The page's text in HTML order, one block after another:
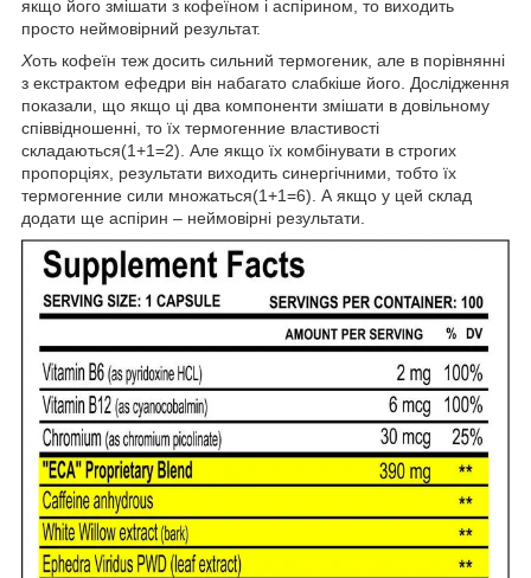
якщо його змішати з кофеїном і аспірином, то виходить
просто неймовірний результат.
Хоть кофеїн теж досить сильний термогеник, але в порівнянні
з екстрактом ефедри він набагато слабкіше його. Дослідження
показали, що якщо ці два компоненти змішати в довільному
співвідношенні, то їх термогенние властивості
складаються(1+1=2). Але якщо їх комбінувати в строгих
пропорціях, результати виходить синергічними, тобто їх
термогенние сили множаться(1+1=6). А якщо у цей склад
додати ще аспірин – неймовірні результати.